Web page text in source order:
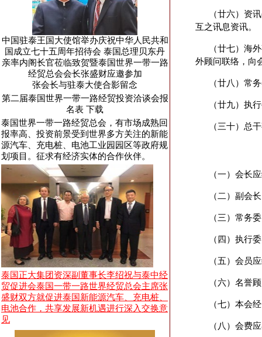
中国驻泰王国大使馆举办庆祝中华人民共和
国成立七十五周年招待会 泰国总理贝东丹
亲率内阁长官莅临致贺暨泰国世界一带一路
经贸总会会长张盛财应邀参加
张会长与驻泰大使合影留念
第二届泰国世界一带一路经贸投资洽谈会报
名表 下载
泰国世界一带一路经贸总会，有市场成熟回
报率高、投资前景受到世界多方关注的新能
源汽车、充电桩、电池工业园园区等政府规
划项目。征求有经济实体的合作伙伴。
泰国正大集团资深副董事长李绍祝与泰中经
贸促进会泰国一带一路世界经贸总会主席张
盛财双方就促进泰国新能源汽车、充电桩、
电池合作，共享发展新机遇进行深入交换意
见
（廿六）资
互之讯息资讯。
（廿七）海
外顾问联络，向
（廿八）常
（廿九）执
（三十）总
（一）会长
（二）副会
（三）常务
（四）执行
（五）会员
（六）名誉
（七）本会
（八）会费